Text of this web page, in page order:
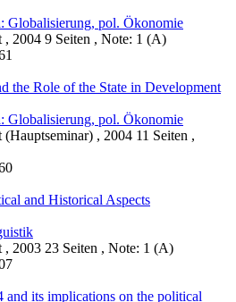
Globalisierung, pol. Ökonomie
, 2004 9 Seiten , Note: 1 (A)
the Role of the State in Development
Globalisierung, pol. Ökonomie
(Hauptseminar) , 2004 11 Seiten ,
and Historical Aspects
, 2003 23 Seiten , Note: 1 (A)
and its implications on the political